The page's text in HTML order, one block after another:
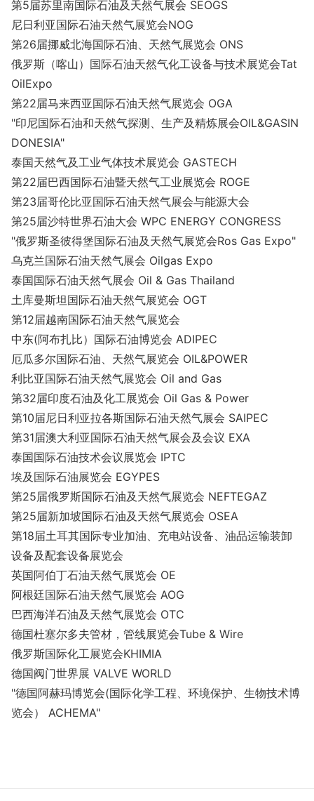
第5届苏里南国际石油及天然气展会 SEOGS
尼日利亚国际石油天然气展览会NOG
第26届挪威北海国际石油、天然气展览会 ONS
俄罗斯（喀山）国际石油天然气化工设备与技术展览会Tat
OilExpo
第22届马来西亚国际石油天然气展览会 OGA
"印尼国际石油和天然气探测、生产及精炼展会OIL&GASIN
DONESIA"
泰国天然气及工业气体技术展览会 GASTECH
第22届巴西国际石油暨天然气工业展览会 ROGE
第23届哥伦比亚国际石油天然气展会与能源大会
第25届沙特世界石油大会 WPC ENERGY CONGRESS
"俄罗斯圣彼得堡国际石油及天然气展览会Ros Gas Expo"
乌克兰国际石油天然气展会 Oilgas Expo
泰国国际石油天然气展会 Oil & Gas Thailand
土库曼斯坦国际石油天然气展览会 OGT
第12届越南国际石油天然气展览会
中东(阿布扎比）国际石油博览会 ADIPEC
厄瓜多尔国际石油、天然气展览会 OIL&POWER
利比亚国际石油天然气展览会 Oil and Gas
第32届印度石油及化工展览会 Oil Gas & Power
第10届尼日利亚拉各斯国际石油天然气展会 SAIPEC
第31届澳大利亚国际石油天然气展会及会议 EXA
泰国国际石油技术会议展览会 IPTC
埃及国际石油展览会 EGYPES
第25届俄罗斯国际石油及天然气展览会 NEFTEGAZ
第25届新加坡国际石油及天然气展览会 OSEA
第18届土耳其国际专业加油、充电站设备、油品运输装卸
设备及配套设备展览会
英国阿伯丁石油天然气展览会 OE
阿根廷国际石油天然气展览会 AOG
巴西海洋石油及天然气展览会 OTC
德国杜塞尔多夫管材，管线展览会Tube & Wire
俄罗斯国际化工展览会KHIMIA
德国阀门世界展 VALVE WORLD
"德国阿赫玛博览会(国际化学工程、环境保护、生物技术博
览会） ACHEMA"